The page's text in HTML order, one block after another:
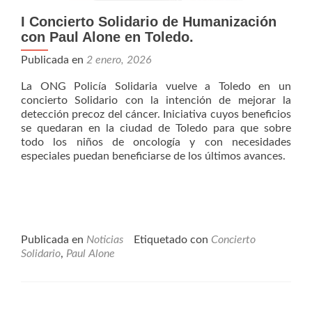
I Concierto Solidario de Humanización
con Paul Alone en Toledo.
Publicada en 2 enero, 2026
La ONG Policía Solidaria vuelve a Toledo en un
concierto Solidario con la intención de mejorar la
detección precoz del cáncer. Iniciativa cuyos beneficios
se quedaran en la ciudad de Toledo para que sobre
todo los niños de oncología y con necesidades
especiales puedan beneficiarse de los últimos avances.
Publicada en Noticias Etiquetado con Concierto
Solidario, Paul Alone